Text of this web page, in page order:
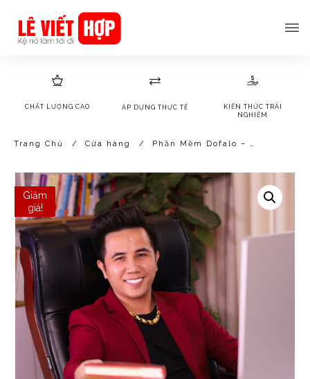
CHẤT LƯỢNG CAO ÁP DỰNG THỰC TẾ
KIẾN THỨC TRÃI
NGHIỆM
Trang Chủ / Cửa hàng /
Giảm
giá!